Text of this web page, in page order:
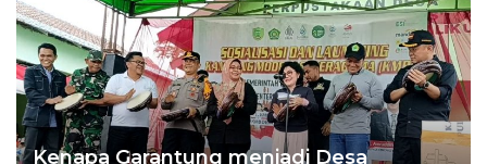
Kenapa Garantung menjadi Desa